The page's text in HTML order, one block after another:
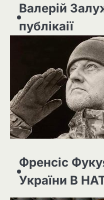
Валерій
публікаії
Френсіс
України В